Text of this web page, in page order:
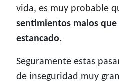
vida, es muy probable
sentimientos malos
estancado.
Seguramente estas
de inseguridad muy